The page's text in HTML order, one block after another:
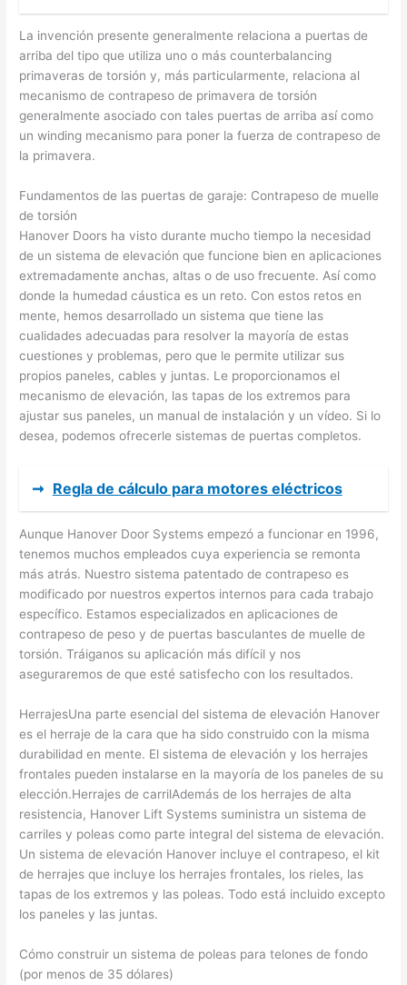
La invención presente generalmente relaciona a puertas de
arriba del tipo que utiliza uno o más counterbalancing
primaveras de torsión y, más particularmente, relaciona al
mecanismo de contrapeso de primavera de torsión
generalmente asociado con tales puertas de arriba así como
un winding mecanismo para poner la fuerza de contrapeso de
la primavera.
Fundamentos de las puertas de garaje: Contrapeso de muelle
de torsión
Hanover Doors ha visto durante mucho tiempo la necesidad
de un sistema de elevación que funcione bien en aplicaciones
extremadamente anchas, altas o de uso frecuente. Así como
donde la humedad cáustica es un reto. Con estos retos en
mente, hemos desarrollado un sistema que tiene las
cualidades adecuadas para resolver la mayoría de estas
cuestiones y problemas, pero que le permite utilizar sus
propios paneles, cables y juntas. Le proporcionamos el
mecanismo de elevación, las tapas de los extremos para
ajustar sus paneles, un manual de instalación y un vídeo. Si lo
desea, podemos ofrecerle sistemas de puertas completos.
➞ Regla de cálculo para motores eléctricos
Aunque Hanover Door Systems empezó a funcionar en 1996,
tenemos muchos empleados cuya experiencia se remonta
más atrás. Nuestro sistema patentado de contrapeso es
modificado por nuestros expertos internos para cada trabajo
específico. Estamos especializados en aplicaciones de
contrapeso de peso y de puertas basculantes de muelle de
torsión. Tráiganos su aplicación más difícil y nos
aseguraremos de que esté satisfecho con los resultados.
HerrajesUna parte esencial del sistema de elevación Hanover
es el herraje de la cara que ha sido construido con la misma
durabilidad en mente. El sistema de elevación y los herrajes
frontales pueden instalarse en la mayoría de los paneles de su
elección.Herrajes de carrilAdemás de los herrajes de alta
resistencia, Hanover Lift Systems suministra un sistema de
carriles y poleas como parte integral del sistema de elevación.
Un sistema de elevación Hanover incluye el contrapeso, el kit
de herrajes que incluye los herrajes frontales, los rieles, las
tapas de los extremos y las poleas. Todo está incluido excepto
los paneles y las juntas.
Cómo construir un sistema de poleas para telones de fondo
(por menos de 35 dólares)